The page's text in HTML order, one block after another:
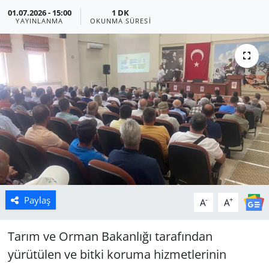
01.07.2026 - 15:00
YAYINLANMA
1 DK
OKUNMA SÜRESI
Paylaş A- A+
Tarım ve Orman Bakanlığı tarafından
yürütülen ve bitki koruma hizmetlerinin
Muğla
Politika
Uşak